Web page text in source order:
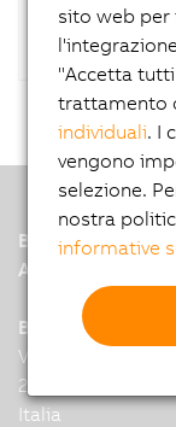
B&R
A member of the
B&R
Via Ruggero
20031 Cesate
Italia
sito web per
"Accetta
trattamento
individuali. I
vengono
selezione.
nostra
informative